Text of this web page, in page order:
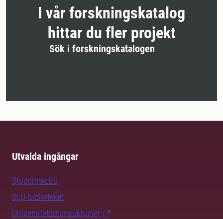
I vår forskningskatalog
hittar du fler projekt
Sök i forskningskatalogen
Utvalda ingångar
Studentwebb
SLU-biblioteket
Universitetsdjursjukhuset